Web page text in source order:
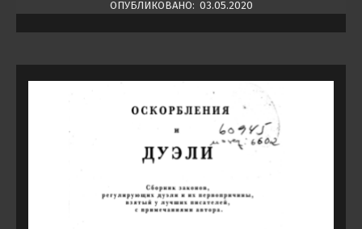
ОПУБЛИКОВАНО: 03.05.2020